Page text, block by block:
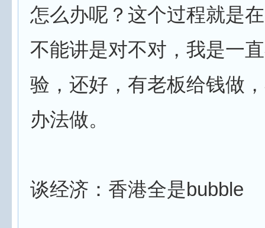
怎么办呢？这个过程就是
不能讲是对不对，我是一
验，还好，有老板给钱做
办法做。
谈经济：香港全是bubble